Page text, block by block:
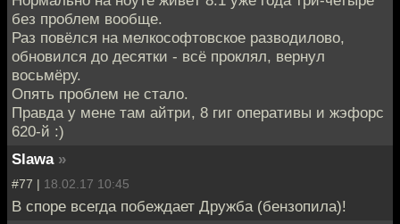
без проблем вообще.
Раз повёлся на мелкософтовское разводилово,
обновился до десятки - всё проклял, вернул
восьмёру.
Опять проблем не стало.
Правда у мене там айтри, 8 гиг оперативы и жэфорс
620-й :)
Slawa »
#77 | 18.02.17 10:45
В споре всегда побеждает Дружба (бензопила)!